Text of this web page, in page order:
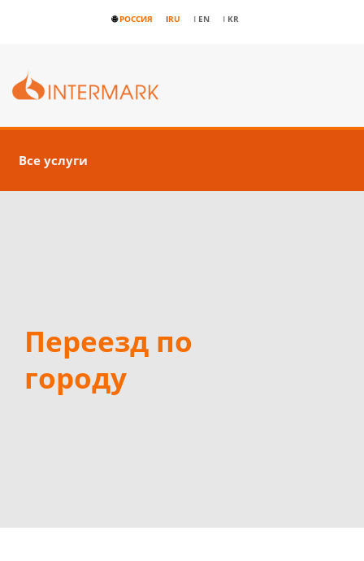
🌐РОССИЯ IRU I EN I KR
Все услуги
Переезд по
городу